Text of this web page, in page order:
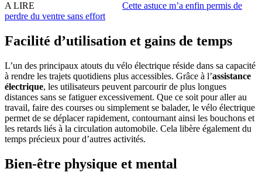
A LIRE
Cette astuce m’a enfin permis de
perdre du ventre sans effort
Facilité d’utilisation et gains de temps
L’un des principaux atouts du vélo électrique réside dans sa capacité
à rendre les trajets quotidiens plus accessibles. Grâce à l’assistance
électrique, les utilisateurs peuvent parcourir de plus longues
distances sans se fatiguer excessivement. Que ce soit pour aller au
travail, faire des courses ou simplement se balader, le vélo électrique
permet de se déplacer rapidement, contournant ainsi les bouchons et
les retards liés à la circulation automobile. Cela libère également du
temps précieux pour d’autres activités.
Bien-être physique et mental